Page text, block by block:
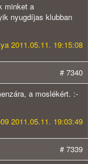
minket a
nyugdíjas klubban
2011.05.11. 19:15:08
# 7340
a moslékért. :-
2011.05.11. 19:03:49
# 7339